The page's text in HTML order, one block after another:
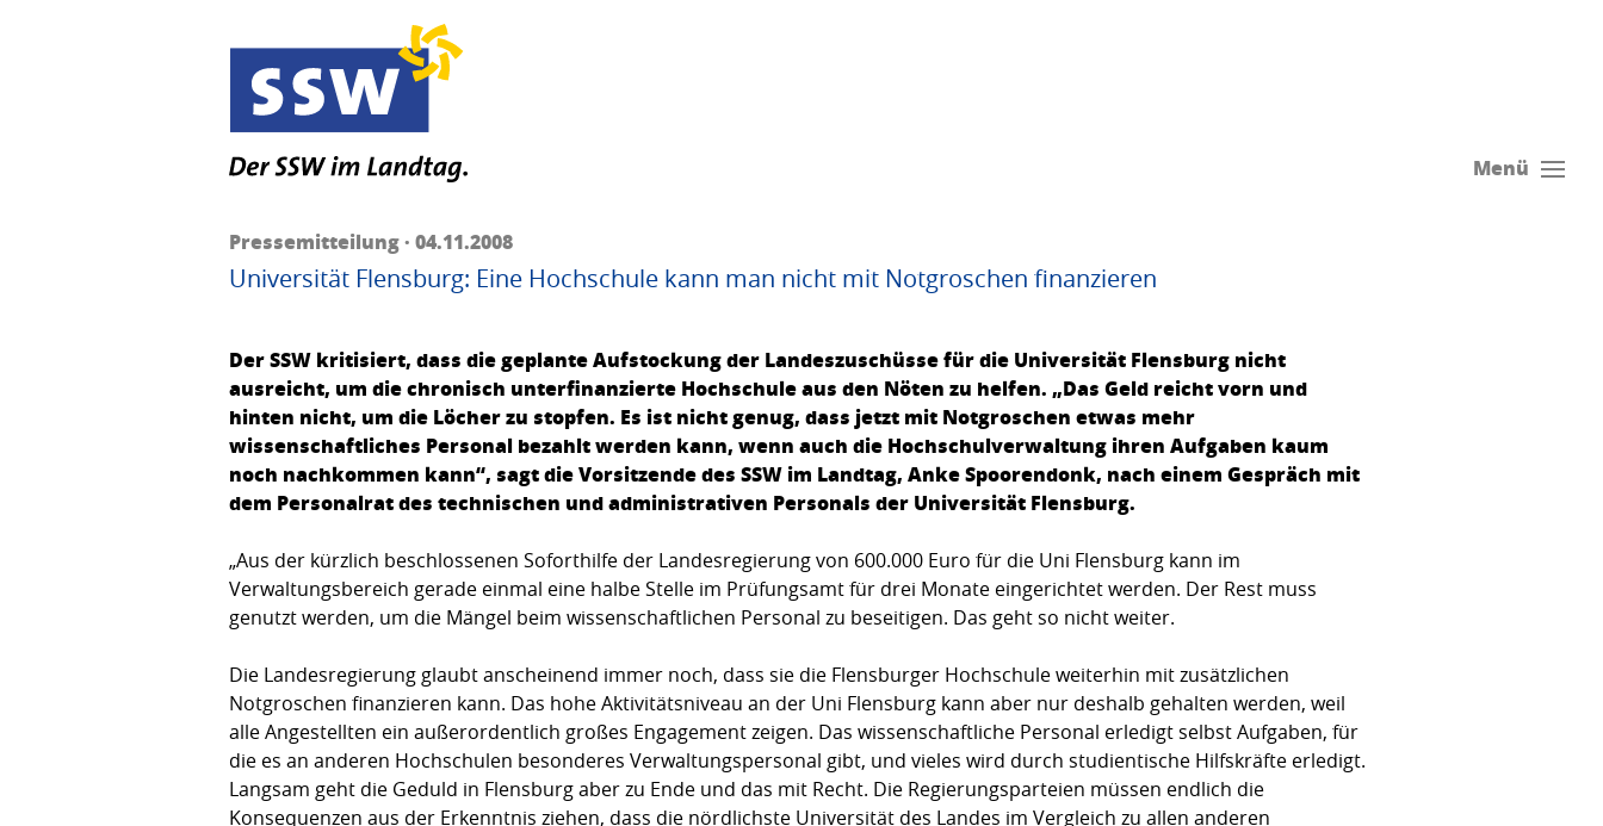
Menü
Pressemitteilung · 04.11.2008
Universität Flensburg: Eine Hochschule kann man nicht mit Notgroschen finanzieren
Der SSW kritisiert, dass die geplante Aufstockung der Landeszuschüsse für die Universität Flensburg nicht
ausreicht, um die chronisch unterfinanzierte Hochschule aus den Nöten zu helfen. „Das Geld reicht vorn und
hinten nicht, um die Löcher zu stopfen. Es ist nicht genug, dass jetzt mit Notgroschen etwas mehr
wissenschaftliches Personal bezahlt werden kann, wenn auch die Hochschulverwaltung ihren Aufgaben kaum
noch nachkommen kann“, sagt die Vorsitzende des SSW im Landtag, Anke Spoorendonk, nach einem Gespräch mit
dem Personalrat des technischen und administrativen Personals der Universität Flensburg.
„Aus der kürzlich beschlossenen Soforthilfe der Landesregierung von 600.000 Euro für die Uni Flensburg kann im
Verwaltungsbereich gerade einmal eine halbe Stelle im Prüfungsamt für drei Monate eingerichtet werden. Der Rest muss
genutzt werden, um die Mängel beim wissenschaftlichen Personal zu beseitigen. Das geht so nicht weiter.
Die Landesregierung glaubt anscheinend immer noch, dass sie die Flensburger Hochschule weiterhin mit zusätzlichen
Notgroschen finanzieren kann. Das hohe Aktivitätsniveau an der Uni Flensburg kann aber nur deshalb gehalten werden, weil
alle Angestellten ein außerordentlich großes Engagement zeigen. Das wissenschaftliche Personal erledigt selbst Aufgaben, für
die es an anderen Hochschulen besonderes Verwaltungspersonal gibt, und vieles wird durch studientische Hilfskräfte erledigt.
Langsam geht die Geduld in Flensburg aber zu Ende und das mit Recht. Die Regierungsparteien müssen endlich die
Konsequenzen aus der Erkenntnis ziehen, dass die nördlichste Universität des Landes im Vergleich zu allen anderen